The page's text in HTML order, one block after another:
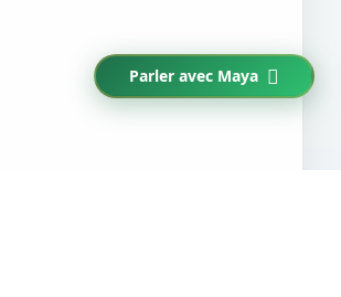
Parler avec Maya